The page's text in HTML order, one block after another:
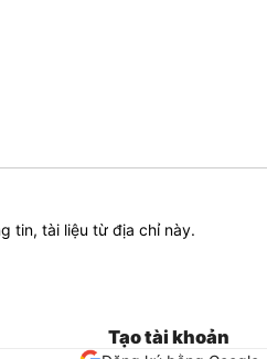
tin, tài liệu từ địa chỉ này.
Tạo tài khoản